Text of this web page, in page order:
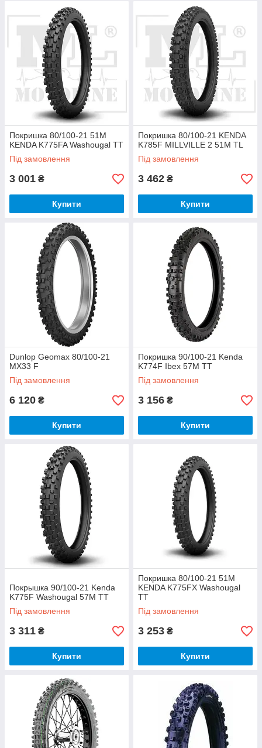
Покришка 80/100-21 51M
KENDA K775FA Washougal TT
Під замовлення
3 001 ₴
Купити
Покришка 80/100-21 KENDA
K785F MILLVILLE 2 51M TL
Під замовлення
3 462 ₴
Купити
Dunlop Geomax 80/100-21
MX33 F
Під замовлення
6 120 ₴
Купити
Покришка 90/100-21 Kenda
K774F Ibex 57M TT
Під замовлення
3 156 ₴
Купити
Покрышка 90/100-21 Kenda
K775F Washougal 57M TT
Під замовлення
3 311 ₴
Купити
Покришка 80/100-21 51M
KENDA K775FX Washougal
TT
Під замовлення
3 253 ₴
Купити